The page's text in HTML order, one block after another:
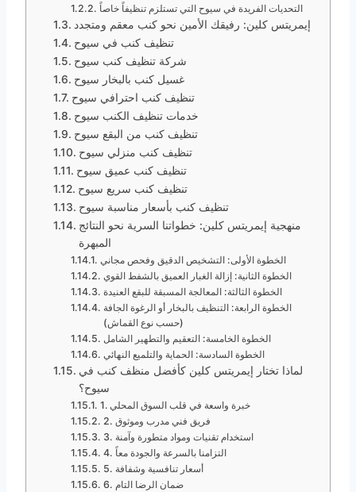
التحديات الفريدة في سيوح التي تستلزم تنظيفاً خاصاً
إيمريتس كلين: رفيقك الأمين نحو كنب معقم ومتجدد
تنظيف كنب في سيوح
شركة تنظيف كنب سيوح
غسيل كنب بالبخار سيوح
تنظيف كنب احترافي سيوح
خدمات تنظيف الكنب سيوح
تنظيف كنب من البقع سيوح
تنظيف كنب منزلي سيوح
تنظيف كنب عميق سيوح
تنظيف كنب سريع سيوح
تنظيف كنب بأسعار مناسبة سيوح
منهجية إيمريتس كلين: خطواتنا السرية نحو النتائج
المبهرة
الخطوة الأولى: التشخيص الدقيق وفحص مجاني
الخطوة الثانية: إزالة الغبار العميق بالشفط القوي
الخطوة الثالثة: المعالجة المسبقة للبقع العنيدة
الخطوة الرابعة: التنظيف بالبخار أو الرغوة الجافة
(حسب نوع القماش)
الخطوة الخامسة: التعقيم والتطهير الشامل
الخطوة السادسة: الحماية والتلميع النهائي
لماذا تختار إيمريتس كلين كأفضل منظف كنب في
سيوح؟
1. خبرة واسعة في قلب السوق المحلي
2. فريق فني مدرب وموثوق
3. استخدام تقنيات ومواد متطورة وآمنة
4. التزامنا بالسرعة والجودة معاً
5. أسعار تنافسية وشفافة
6. ضمان الرضا التام